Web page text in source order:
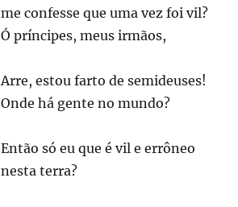
me confesse que uma vez foi vil?
Ó príncipes, meus irmãos,
Arre, estou farto de semideuses!
Onde há gente no mundo?
Então só eu que é vil e errôneo
nesta terra?